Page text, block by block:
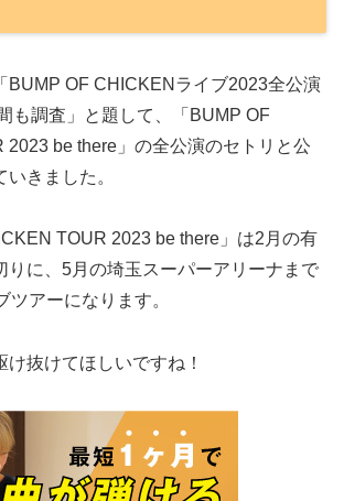
BUMP OF CHICKENライブ2023全公演
も調査」と題して、「BUMP OF
2023 be there」の全公演のセトリと公
きました。
TOUR 2023 be there」は2月の有
りに、5月の埼玉スーパーアリーナまで
ツアーになります。
抜けてほしいですね！